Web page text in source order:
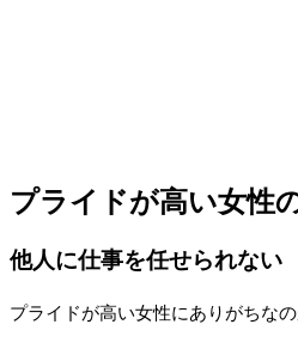
プライドが高い女性
他人に仕事を任せられない
プライドが高い女性にありがちな